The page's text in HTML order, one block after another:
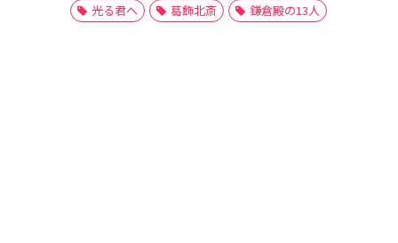
光る君へ
葛飾北斎 鎌倉殿の13人